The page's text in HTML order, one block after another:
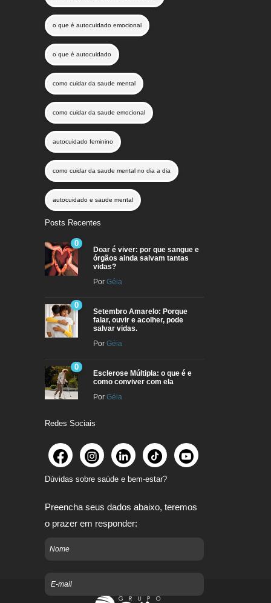
o que é autocuidado emocional
o que é autocuidado
como cuidar da saude mental
como cuidar da saude emocional
autocuidado feminino
como cuidar da saude mental no dia a dia
autocuidado e saude mental
Posts Recentes
0
Doar é viver: por que sangue e
órgãos ainda salvam tantas
vidas?
Por Géia
0
Setembro Amarelo: Porque
falar, ouvir e acolher, pode
salvar vidas.
Por Géia
0
Esclerose Múltipla: o que é e
como conviver com ela
Por Géia
Redes Sociais
Dúvidas sobre saúde e bem-estar?
Preencha seus dados abaixo, teremos
o prazer em responder: